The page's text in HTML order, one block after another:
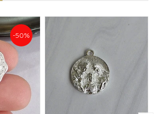
-50%